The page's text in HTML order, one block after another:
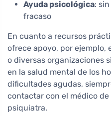
Ayuda psicológica:
fracaso
En cuanto a recursos
ofrece apoyo, por ejemplo,
o diversas organizaciones
en la salud mental de los
dificultades agudas,
contactar con el médico
psiquiatra.